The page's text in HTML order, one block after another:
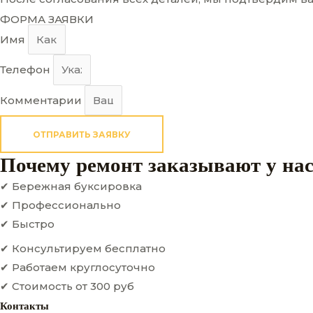
ФОРМА ЗАЯВКИ
Имя
Телефон
Комментарии
ОТПРАВИТЬ ЗАЯВКУ
Почему ремонт заказывают у нас
✔ Бережная буксировка
✔ Профессионально
✔ Быстро
✔ Консультируем бесплатно
✔ Работаем круглосуточно
✔ Стоимость от 300 руб
Контакты